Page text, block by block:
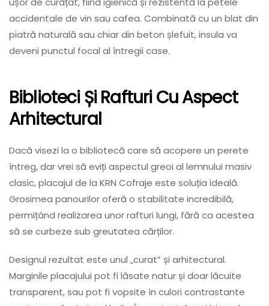
accidentale de vin sau cafea. Combinată cu un blat din
piatră naturală sau chiar din beton șlefuit, insula va
deveni punctul focal al întregii case.
Biblioteci Și Rafturi Cu Aspect
Arhitectural
Dacă visezi la o bibliotecă care să acopere un perete
întreg, dar vrei să eviți aspectul greoi al lemnului masiv
clasic, placajul de la KRN Cofraje este soluția ideală.
Grosimea panourilor oferă o stabilitate incredibilă,
permițând realizarea unor rafturi lungi, fără ca acestea
să se curbeze sub greutatea cărților.
Designul rezultat este unul „curat” și arhitectural.
Marginile placajului pot fi lăsate natur și doar lăcuite
transparent, sau pot fi vopsite în culori contrastante